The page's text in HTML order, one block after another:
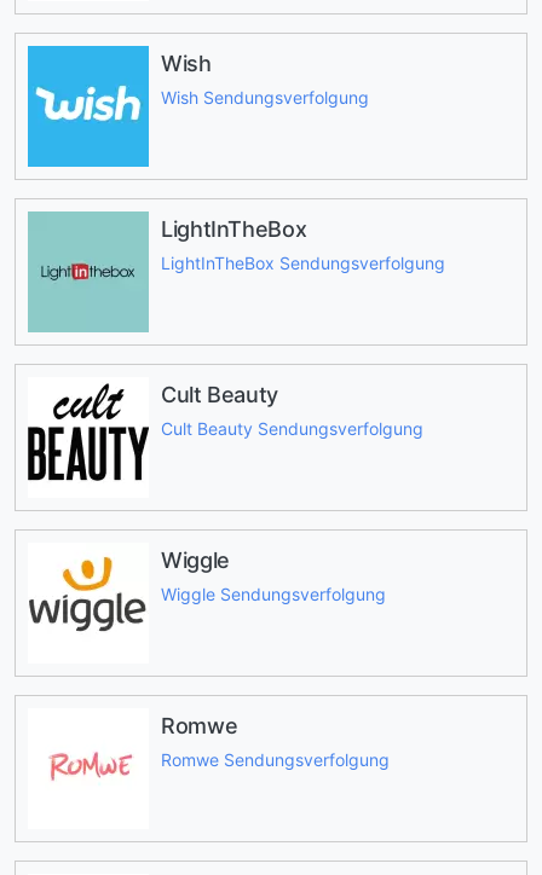
Wish
Wish Sendungsverfolgung
LightInTheBox
LightInTheBox Sendungsverfolgung
Cult Beauty
Cult Beauty Sendungsverfolgung
Wiggle
Wiggle Sendungsverfolgung
Romwe
Romwe Sendungsverfolgung